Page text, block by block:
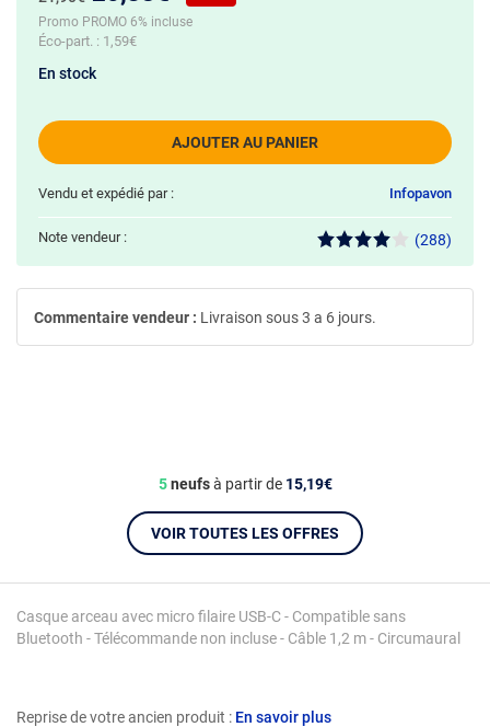
Reprise de votre ancien produit : En savoir plus
Casque arceau avec micro filaire USB-C - Compatible sans
Bluetooth - Télécommande non incluse - Câble 1,2 m - Circumaural
Réduction de :
Promo PROMO 6% incluse
Éco-part. : 1,59€
AJOUTER AU PANIER
En stock
Vendu et expédié par : Infopavon
Note vendeur : (288)
5neufsà partir de 15,19€
VOIR TOUTES LES OFFRES
Commentaire vendeur : Livraison sous 3 a 6 jours.